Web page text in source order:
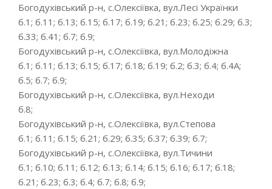
Богодухівський р-н, с.Олексіївка, вул.Лесі Українки
б.1; б.11; б.13; б.15; б.17; б.19; б.21; б.23; б.25; б.29; б.3;
б.33; б.41; б.7; б.9;
Богодухівський р-н, с.Олексіївка, вул.Молодіжна
б.1; б.11; б.13; б.15; б.17; б.18; б.19; б.2; б.3; б.4; б.4А;
б.5; б.7; б.9;
Богодухівський р-н, с.Олексіївка, вул.Неходи
б.8;
Богодухівський р-н, с.Олексіївка, вул.Степова
б.1; б.11; б.15; б.21; б.29; б.35; б.37; б.39; б.7;
Богодухівський р-н, с.Олексіївка, вул.Тичини
б.1; б.10; б.11; б.12; б.13; б.14; б.15; б.16; б.17; б.18;
б.21; б.23; б.3; б.4; б.7; б.8; б.9;